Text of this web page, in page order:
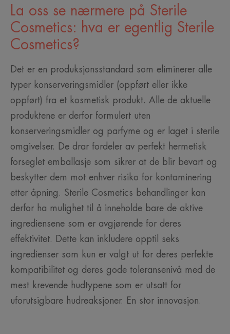
La oss se nærmere på Sterile
Cosmetics: hva er egentlig Sterile
Cosmetics?
Det er en produksjonsstandard som eliminerer alle
typer konserveringsmidler (oppført eller ikke
oppført) fra et kosmetisk produkt. Alle de aktuelle
produktene er derfor formulert uten
konserveringsmidler og parfyme og er laget i sterile
omgivelser. De drar fordeler av perfekt hermetisk
forseglet emballasje som sikrer at de blir bevart og
beskytter dem mot enhver risiko for kontaminering
etter åpning. Sterile Cosmetics behandlinger kan
derfor ha mulighet til å inneholde bare de aktive
ingrediensene som er avgjørende for deres
effektivitet. Dette kan inkludere opptil seks
ingredienser som kun er valgt ut for deres perfekte
kompatibilitet og deres gode toleransenivå med de
mest krevende hudtypene som er utsatt for
uforutsigbare hudreaksjoner. En stor innovasjon.